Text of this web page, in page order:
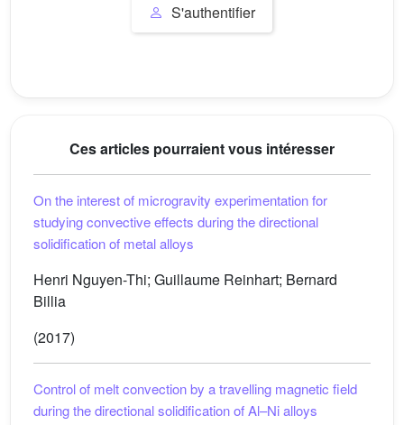
S'authentifier
Ces articles pourraient vous intéresser
On the interest of microgravity experimentation for
studying convective effects during the directional
solidification of metal alloys
Henri Nguyen-Thi; Guillaume Reinhart; Bernard
Billia
(2017)
Control of melt convection by a travelling magnetic field
during the directional solidification of Al–Ni alloys